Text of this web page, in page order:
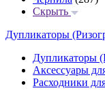
Скрыть
Дупликаторы
Дупликаторы
Аксессуары
Расходники